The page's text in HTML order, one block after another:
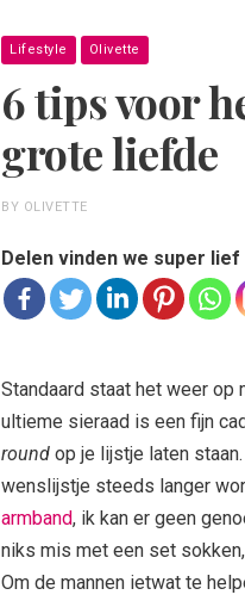
Lifestyle Olivette
6 tips voor
grote liefde
BY OLIVETTE
Delen vinden we super lief
Standaard staat het weer op
ultieme sieraad is een fijn
round op je lijstje laten
wenslijstje steeds langer
armband, ik kan er geen
niks mis met een set
Om de mannen ietwat te